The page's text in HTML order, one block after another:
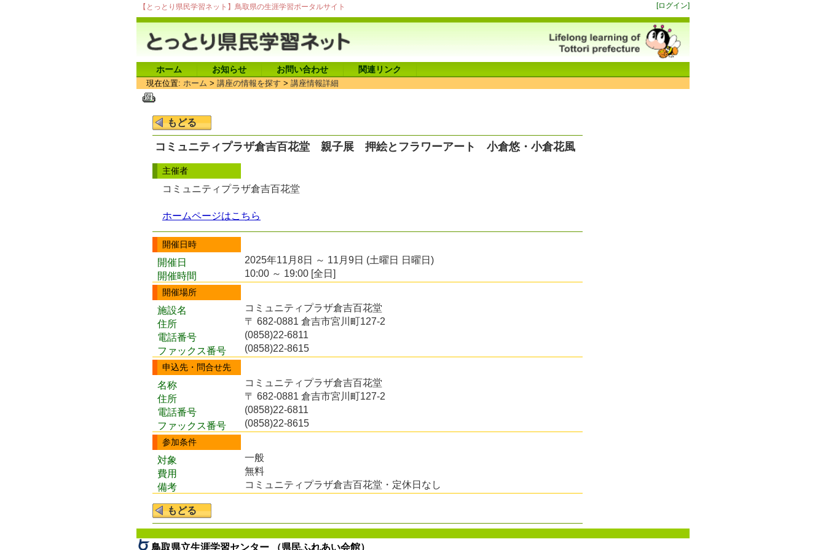
【とっとり県民学習ネット】鳥取県の生涯学習ポータルサイト [ログイン]
ホーム お知らせ お問い合わせ 関連リンク
現在位置: ホーム > 講座の情報を探す > 講座情報詳細
コミュニティプラザ倉吉百花堂 親子展 押絵とフラワーアート 小倉悠・小倉花風
主催者
コミュニティプラザ倉吉百花堂
ホームページはこちら
開催日時
開催日
2025年11月8日 ～ 11月9日 (土曜日 日曜日)
開催時間
10:00 ～ 19:00 [全日]
開催場所
施設名
コミュニティプラザ倉吉百花堂
住所
〒 682-0881 倉吉市宮川町127-2
電話番号
(0858)22-6811
ファックス番号
(0858)22-8615
申込先・問合せ先
名称
コミュニティプラザ倉吉百花堂
住所
〒 682-0881 倉吉市宮川町127-2
電話番号
(0858)22-6811
ファックス番号
(0858)22-8615
参加条件
対象
一般
費用
無料
備考
コミュニティプラザ倉吉百花堂・定休日なし
鳥取県立生涯学習センター （県民ふれあい会館）